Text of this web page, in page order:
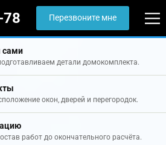
78 Перезвоните мне
сами
детали домокомплекта.
окон, дверей и перегородок.
работ до окончательного расчёта.